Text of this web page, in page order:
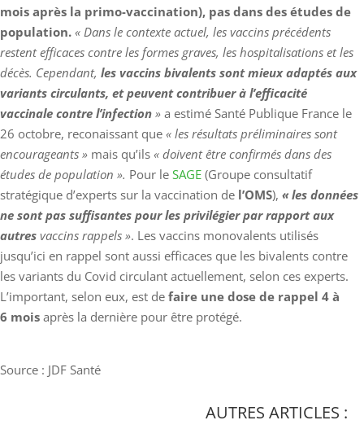
mois après la primo-vaccination), pas dans des études de
population. « Dans le contexte actuel, les vaccins précédents
restent efficaces contre les formes graves, les hospitalisations et les
décès. Cependant, les vaccins bivalents sont mieux adaptés aux
variants circulants, et peuvent contribuer à l’efficacité
vaccinale contre l’infection » a estimé Santé Publique France le
26 octobre, reconaissant que « les résultats préliminaires sont
encourageants » mais qu’ils « doivent être confirmés dans des
études de population ». Pour le SAGE (Groupe consultatif
stratégique d’experts sur la vaccination de l’OMS), « les données
ne sont pas suffisantes pour les privilégier par rapport aux
autres vaccins rappels ». Les vaccins monovalents utilisés
jusqu’ici en rappel sont aussi efficaces que les bivalents contre
les variants du Covid circulant actuellement, selon ces experts.
L’important, selon eux, est de faire une dose de rappel 4 à
6 mois après la dernière pour être protégé.
Source : JDF Santé
AUTRES ARTICLES :